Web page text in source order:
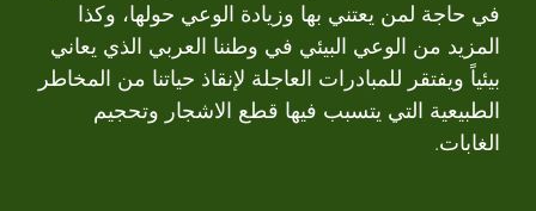
في حاجة لمن يعتني بها وزيادة الوعي حولها، وكذا
المزيد من الوعي البيئي في وطننا العربي الذي يعاني
بيئياً ويفتقر للمبادرات العاجلة لإنقاذ حياتنا من المخاطر
الطبيعية التي يتسبب فيها قطع الاشجار وتحجيم
الغابات.